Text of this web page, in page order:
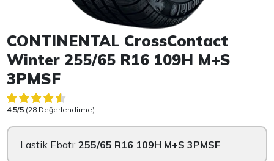
Item 1 of 1
CONTINENTAL CrossContact
Winter 255/65 R16 109H M+S
3PMSF
4.5/5 (28 Değerlendirme)
Lastik Ebatı:255/65 R16 109H M+S 3PMSF